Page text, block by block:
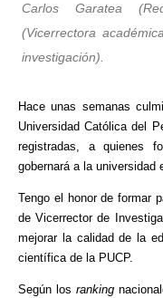
Carlos Garatea
(Vicerrectora
investigación).
Hace unas semanas
Universidad Católica del
registradas, a quienes
gobernará a la universidad
Tengo el honor de formar
de Vicerrector de
mejorar la calidad de la
científica de la PUCP.
Según losranking